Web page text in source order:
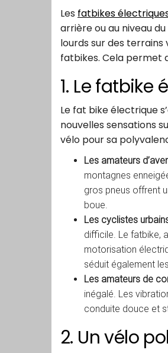
Les fatbikes
arrière ou au niveau
lourds sur des
fatbikes. Cela permet
1. Le
Le fat bike électrique
nouvelles sensations
vélo pour sa
Les amateurs
montagnes
gros pneus offrent
boue.
Les cyclistes
difficile. Le fatbike,
motorisation
séduit également
Les amateurs de
inégalé. Les
conduite douce et
2. Un vélo